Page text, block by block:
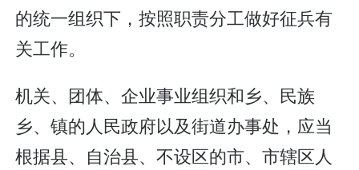
的统一组织下，按照职责分工做好征兵有
关工作。
机关、团体、企业事业组织和乡、民族
乡、镇的人民政府以及街道办事处，应当
根据县、自治县、不设区的市、市辖区人